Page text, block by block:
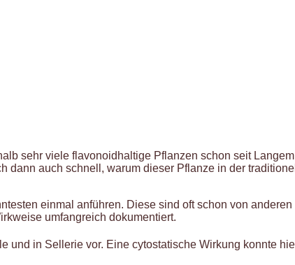
sehr viele flavonoidhaltige Pflanzen schon seit
auch schnell, warum dieser Pflanze in der
einmal anführen. Diese sind oft schon von
umfangreich dokumentiert.
in Sellerie vor. Eine cytostatische Wirkung konnte